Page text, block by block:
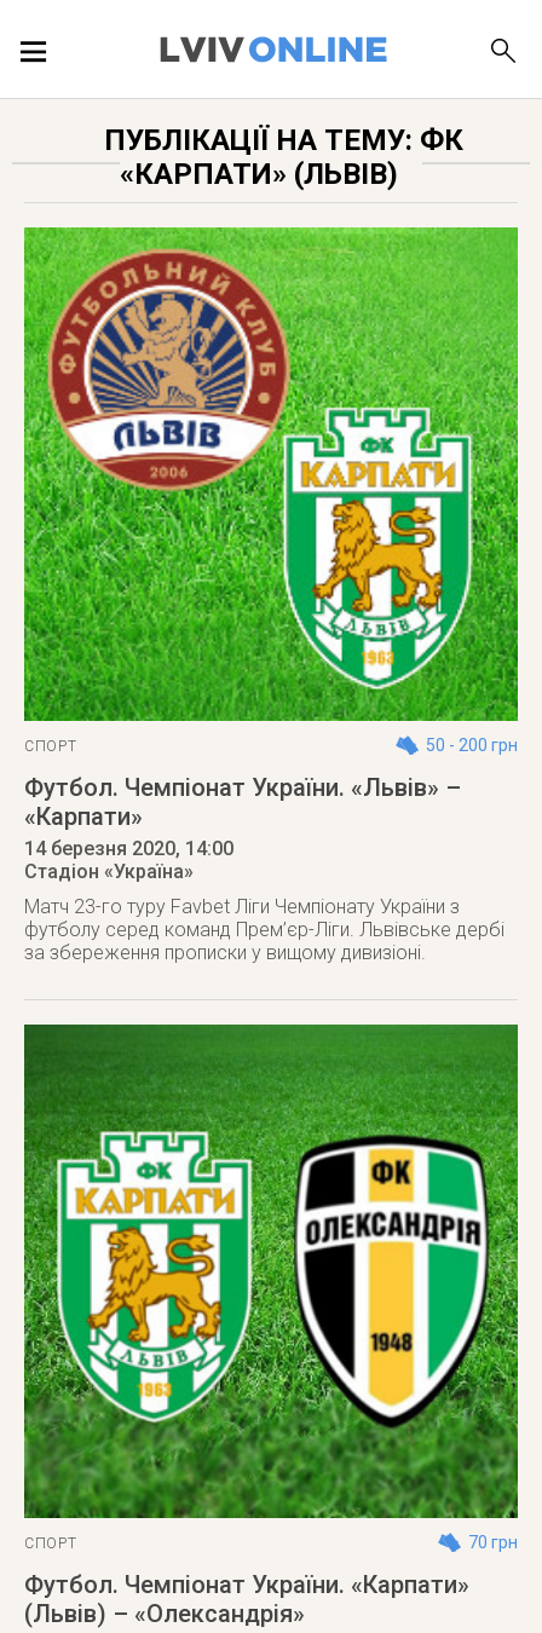
ЛОКАЦІЇ
ПУБЛІКАЦІЇ
ДОВІДКА
ПУБЛІКАЦІЇ НА ТЕМУ: ФК
«КАРПАТИ» (ЛЬВІВ)
СПОРТ 50 - 200 грн
Футбол. Чемпіонат України. «Львів» –
«Карпати»
14 березня 2020, 14:00
Стадіон «Україна»
Матч 23-го туру Favbet Ліги Чемпіонату України з
футболу серед команд Прем’єр-Ліги. Львівське дербі
за збереження прописки у вищому дивизіоні.
СПОРТ 70 грн
Футбол. Чемпіонат України. «Карпати»
(Львів) – «Олександрія»